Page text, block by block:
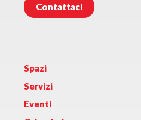
Contattaci
Spazi
Servizi
Eventi